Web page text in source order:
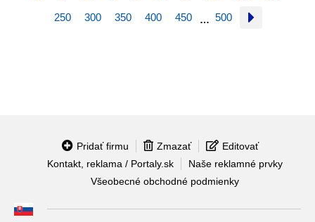
250 300 350 400 450 … 500
Pridať firmu Zmazať
Editovať
Kontakt, reklama / Portaly.sk
Naše reklamné prvky
Všeobecné obchodné podmienky